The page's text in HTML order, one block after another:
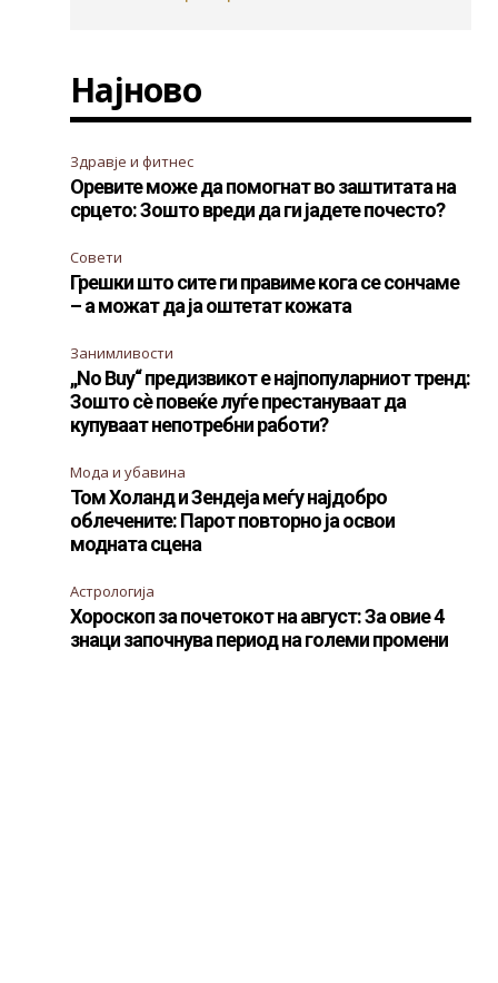
Најново
Здравје и фитнес
Оревите може да помогнат во заштитата на
срцето: Зошто вреди да ги јадете почесто?
Совети
Грешки што сите ги правиме кога се сончаме
– а можат да ја оштетат кожата
Занимливости
„No Buy“ предизвикот е најпопуларниот тренд:
Зошто сè повеќе луѓе престануваат да
купуваат непотребни работи?
Мода и убавина
Том Холанд и Зендеја меѓу најдобро
облечените: Парот повторно ја освои
модната сцена
Астрологија
Хороскоп за почетокот на август: За овие 4
знаци започнува период на големи промени